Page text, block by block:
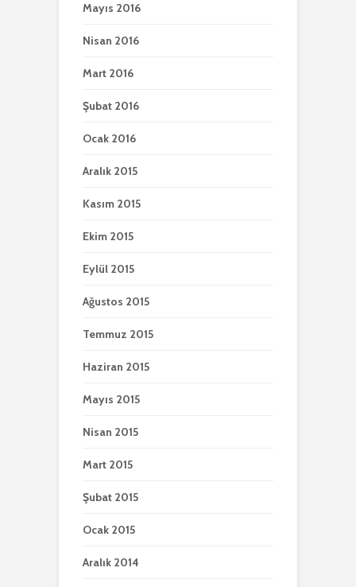
Mayıs 2016
Nisan 2016
Mart 2016
Şubat 2016
Ocak 2016
Aralık 2015
Kasım 2015
Ekim 2015
Eylül 2015
Ağustos 2015
Temmuz 2015
Haziran 2015
Mayıs 2015
Nisan 2015
Mart 2015
Şubat 2015
Ocak 2015
Aralık 2014